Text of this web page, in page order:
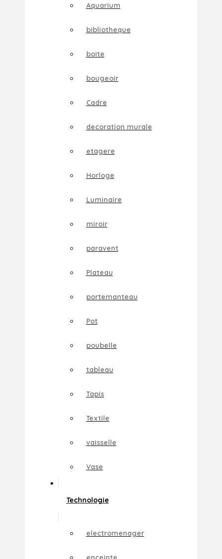
Aquarium
bibliotheque
boite
bougeoir
Cadre
decoration murale
etagere
Horloge
Luminaire
miroir
paravent
Plateau
portemanteau
Pot
poubelle
tableau
Tapis
Textile
vaisselle
Vase
Technologie
electromenager